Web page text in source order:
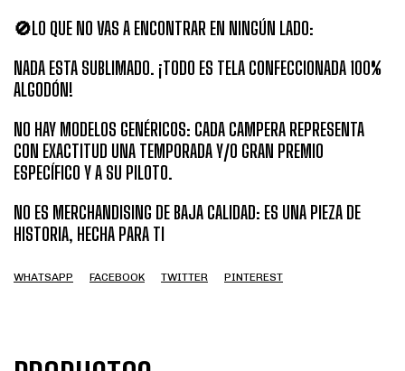
🚫LO QUE NO VAS A ENCONTRAR EN NINGÚN LADO:
NADA ESTA SUBLIMADO. ¡TODO ES TELA CONFECCIONADA 100%
ALGODÓN!
NO HAY MODELOS GENÉRICOS: CADA CAMPERA REPRESENTA
CON EXACTITUD UNA TEMPORADA Y/O GRAN PREMIO
ESPECÍFICO Y A SU PILOTO.
NO ES MERCHANDISING DE BAJA CALIDAD: ES UNA PIEZA DE
HISTORIA, HECHA PARA TI
WHATSAPP FACEBOOK TWITTER PINTEREST